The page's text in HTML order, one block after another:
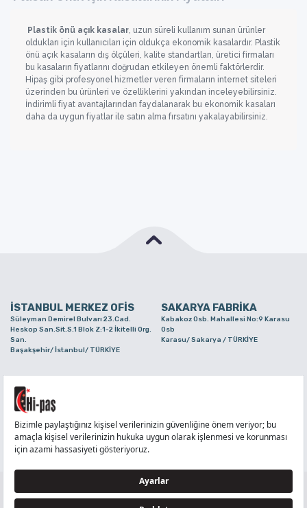
Plastik önü açık kasalar , uzun süreli kullanım sunan ürünler
oldukları için kullanıcıları için oldukça ekonomik kasalardır. Plastik
önü açık kasaların dış ölçüleri, kalite standartları, üretici firmaları
bu kasaların fiyatlarını doğrudan etkileyen önemli faktörlerdir.
Hipaş gibi profesyonel hizmetler veren firmaların internet siteleri
üzerinden bu ürünleri ve özelliklerini yakından inceleyebilirsiniz.
İndirimli fiyat avantajlarından faydalanarak bu ekonomik kasaları
daha da uygun fiyatlar ile satın alma fırsatını yakalayabilirsiniz.
İSTANBUL MERKEZ OFİS SAKARYA FABRİKA
Süleyman Demirel Bulvarı 23.Cad.
Heskop San.Sit.S.1 Blok Z:1-2 İkitelli Org.
San.
Başakşehir/ İstanbul/ TÜRKİYE
Kabakoz Osb. Mahallesi No:9 Karasu
Osb
Karasu/ Sakarya / TÜRKİYE
Alaaddinbey Mah. Ayfatma Cad. No.11 A/C
Sam.3 Plaza B Blok Nilüfer/ Bursa/
TÜRKİYE
TELEFON
TÜM HAKLARI Hİ-PAŞ PLASTİK EŞYA TİC. VE SAN. LTD. ŞTİ..’E AİTTİR